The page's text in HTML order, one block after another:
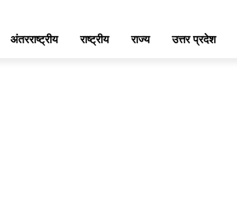
अंतरराष्ट्रीय राष्ट्रीय राज्य उत्तर प्रदेश